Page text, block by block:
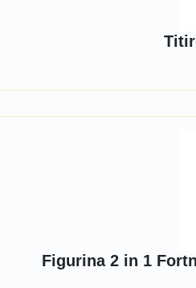
Figurina 2 in 1